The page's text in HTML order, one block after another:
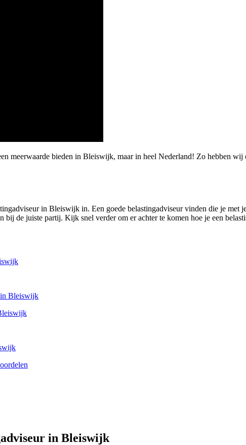
meerwaarde bieden in Bleiswijk, maar in heel Nederland! Zo hebben
in Bleiswijk in. Een goede belastingadviseur vinden die je
bij de juiste partij. Kijk snel verder om er achter te komen hoe je een
in Bleiswijk
in Bleiswijk